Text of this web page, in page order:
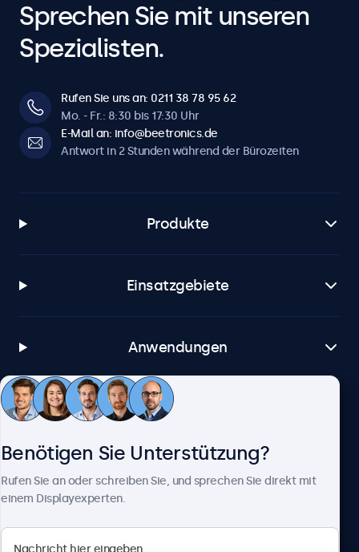
Sprechen Sie mit unseren
Spezialisten.
Rufen Sie uns an: 0211 38 78 95 62
Mo. - Fr.: 8:30 bis 17:30 Uhr
E-Mail an: info@beetronics.de
Antwort in 2 Stunden während der Bürozeiten
Produkte
Einsatzgebiete
Anwendungen
Kundenservice
Benötigen Sie Unterstützung?
Rufen Sie an oder schreiben Sie, und sprechen Sie direkt mit
einem Displayexperten.